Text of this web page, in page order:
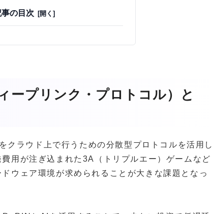
事の目次
プリンク・プロトコル）と
クラウド上で行うための分散型プロトコルを活用し
用が注ぎ込まれた3A（トリプルエー）ゲームなど
ウェア環境が求められることが大きな課題となっ